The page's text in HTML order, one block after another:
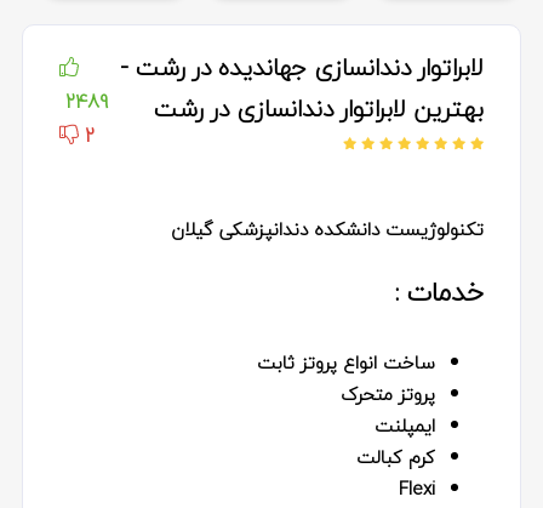
لابراتوار دندانسازی جهاندیده در رشت -
بهترین لابراتوار دندانسازی در رشت
2489
2
تکنولوژیست دانشکده دندانپزشکی گیلان
خدمات :
ساخت انواع پروتز ثابت
پروتز متحرک
ایمپلنت
کرم کبالت
Flexi